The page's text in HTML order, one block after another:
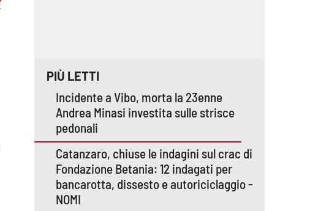
PIÙ LETTI
Incidente a Vibo, morta la 23enne
Andrea Minasi investita sulle strisce
pedonali
Catanzaro, chiuse le indagini sul crac di
Fondazione Betania: 12 indagati per
bancarotta, dissesto e autoriciclaggio -
NOMI